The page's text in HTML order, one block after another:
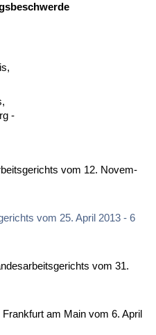
-
vom 12. No­vem­
vom 25. April 2013 - 6
vom 31.
am Main vom 6. April